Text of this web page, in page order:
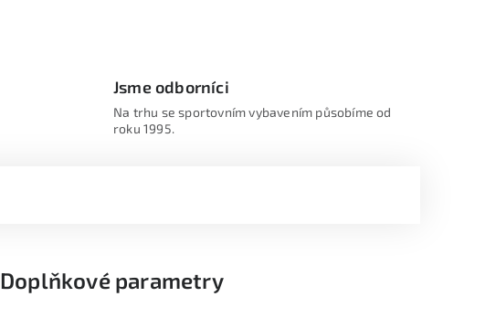
Jsme odborníci
Na trhu se sportovním vybavením působíme od
roku 1995.
Doplňkové parametry